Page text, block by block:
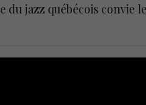
jazz québécois